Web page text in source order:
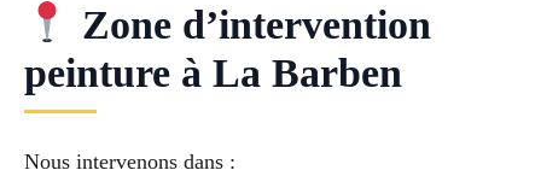
Zone d’intervention
peinture à La Barben
Nous intervenons dans :